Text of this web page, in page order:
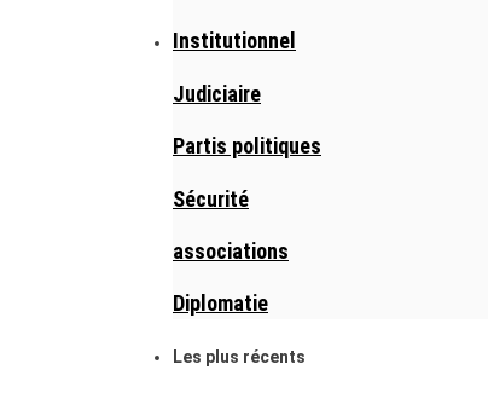
Institutionnel
Judiciaire
Partis politiques
Sécurité
associations
Diplomatie
Les plus récents